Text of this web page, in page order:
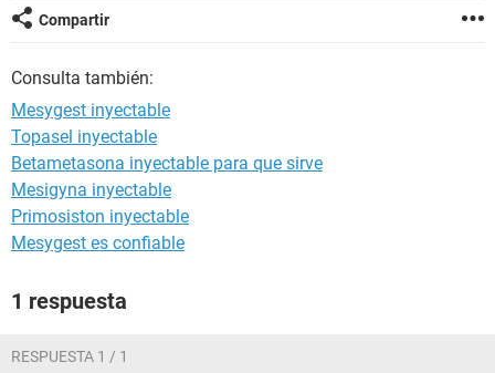
Compartir
Consulta también:
Mesygest inyectable
Topasel inyectable
Betametasona inyectable para que sirve
Mesigyna inyectable
Primosiston inyectable
Mesygest es confiable
1 respuesta
RESPUESTA 1 / 1